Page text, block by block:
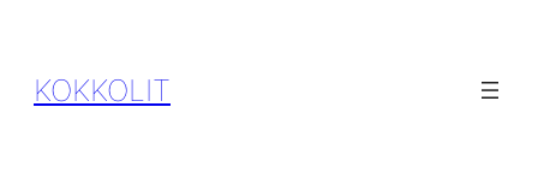
KOKKOLIT